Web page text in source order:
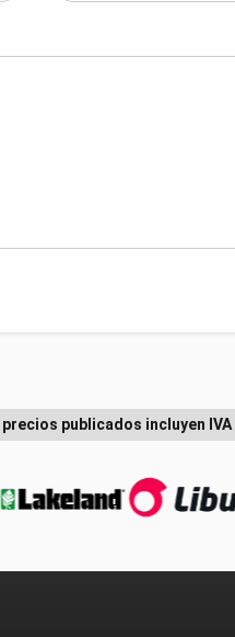
publicados incluyen IVA